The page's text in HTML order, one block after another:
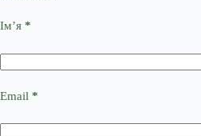
Ім’я *
Email *